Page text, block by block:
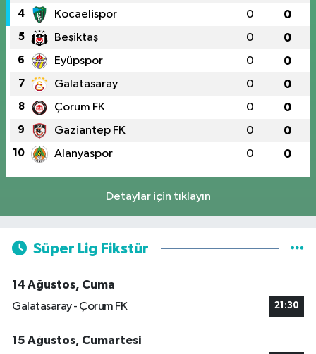
4 Kocaelispor 0 0
5 Beşiktaş 0 0
6 Eyüpspor 0 0
7 Galatasaray 0 0
8 Çorum FK 0 0
9 Gaziantep FK 0 0
10 Alanyaspor 0 0
Detaylar için tıklayın
Süper Lig Fikstür
14 Ağustos, Cuma
Galatasaray - Çorum FK
21:30
15 Ağustos, Cumartesi